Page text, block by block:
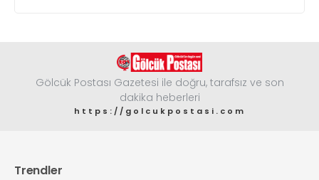
Gölcük Postası Gazetesi ile doğru, tarafsız ve son
dakika heberleri
https://golcukpostasi.com
Trendler